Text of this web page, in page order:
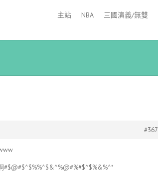
主站 NBA 三國演義/無雙
#367